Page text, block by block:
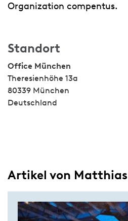
Organization compentus.
Standort
Office München
Theresienhöhe 13a
80339 München
Deutschland
Artikel von